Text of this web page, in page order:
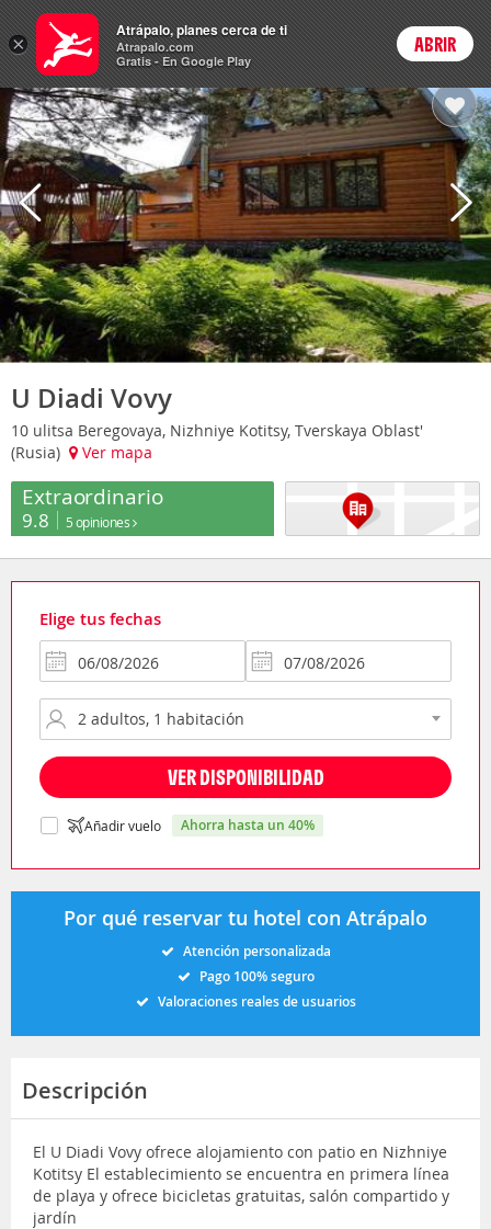
Hoteles Login
U Diadi Vovy
10 ulitsa Beregovaya, Nizhniye Kotitsy, Tverskaya Oblast'
(Rusia)
Ver mapa
Extraordinario
9.8 5 opiniones
Elige tus fechas
VER DISPONIBILIDAD
Añadir vuelo ahorra hasta un 40%
Por qué reservar tu hotel con Atrápalo
Atención personalizada
Pago 100% seguro
Valoraciones reales de usuarios
Descripción
El U Diadi Vovy ofrece alojamiento con patio en Nizhniye
Kotitsy El establecimiento se encuentra en primera línea
de playa y ofrece bicicletas gratuitas, salón compartido y
jardín
×
Atrápalo, planes cerca de ti
Atrapalo.com
Gratis - En Google Play
ABRIR